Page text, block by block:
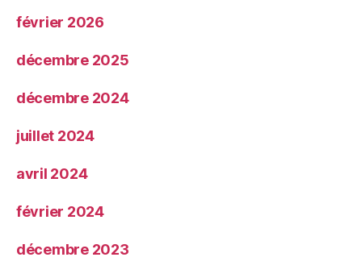
février 2026
décembre 2025
décembre 2024
juillet 2024
avril 2024
février 2024
décembre 2023